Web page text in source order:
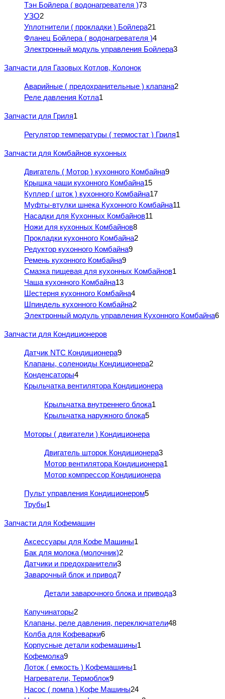
Тэн Бойлера ( водонагревателя )73
УЗО2
Уплотнители ( прокладки ) Бойлера21
Фланец Бойлера ( водонагревателя )4
Электронный модуль управления Бойлера3
Запчасти для Газовых Котлов, Колонок
Аварийные ( предохранительные ) клапана2
Реле давления Котла1
Запчасти для Гриля1
Регулятор температуры ( термостат ) Гриля1
Запчасти для Комбайнов кухонных
Двигатель ( Мотор ) кухонного Комбайна9
Крышка чаши кухонного Комбайна15
Куплер ( шток ) кухонного Комбайна17
Муфты-втулки шнека Кухонного Комбайна11
Насадки для Кухонных Комбайнов11
Ножи для кухонных Комбайнов8
Прокладки кухонного Комбайна2
Редуктор кухонного Комбайна9
Ремень кухонного Комбайна9
Смазка пищевая для кухонных Комбайнов1
Чаша кухонного Комбайна13
Шестерня кухонного Комбайна4
Шпиндель кухонного Комбайна2
Электронный модуль управления Кухонного Комбайна6
Запчасти для Кондиционеров
Датчик NTC Кондиционера9
Клапаны, соленоиды Кондиционера2
Конденсаторы4
Крыльчатка вентилятора Кондиционера
Крыльчатка внутреннего блока1
Крыльчатка наружного блока5
Моторы ( двигатели ) Кондиционера
Двигатель шторок Кондиционера3
Мотор вентилятора Кондиционера1
Мотор компрессор Кондиционера
Пульт управления Кондиционером5
Трубы1
Запчасти для Кофемашин
Аксессуары для Кофе Машины1
Бак для молока (молочник)2
Датчики и предохранители3
Заварочный блок и привод7
Детали заварочного блока и привода3
Капучинаторы2
Клапаны, реле давления, переключатели48
Колба для Кофеварки6
Корпусные детали кофемашины1
Кофемолка9
Лоток ( емкость ) Кофемашины1
Нагреватели, Термоблок9
Насос ( помпа ) Кофе Машины24